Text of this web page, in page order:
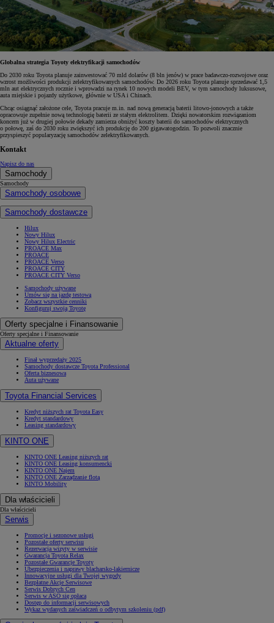
Globalna strategia Toyoty elektryfikacji samochodów
Do 2030 roku Toyota planuje zainwestować 70 mld dolarów (8 bln jenów) w prace badawczo-rozwojowe oraz
wzrost możliwości produkcji zelektryfikowanych samochodów. Do 2026 roku Toyota planuje sprzedawać 1,5
mln aut elektrycznych rocznie i wprowadzi na rynek 10 nowych modeli BEV, w tym samochody luksusowe,
auta miejskie i pojazdy użytkowe, głównie w USA i Chinach.
Chcąc osiągnąć założone cele, Toyota pracuje m.in. nad nową generacją baterii litowo-jonowych a także
opracowuje zupełnie nową technologię baterii ze stałym elektrolitem. Dzięki nowatorskim rozwiązaniom
koncern już w drugiej połowie dekady zamierza obniżyć koszty baterii do samochodów elektrycznych
o połowę, zaś do 2030 roku zwiększyć ich produkcję do 200 gigawatogodzin. To pozwoli znacznie
przyspieszyć popularyzację samochodów zelektryfikowanych.
Kontakt
Napisz do nas
Samochody
Samochody
Samochody osobowe
Samochody dostawcze
Hilux
Nowy Hilux
Nowy Hilux Electric
PROACE Max
PROACE
PROACE Verso
PROACE CITY
PROACE CITY Verso
Samochody używane
Umów się na jazdę testową
Zobacz wszystkie cenniki
Konfiguruj swoją Toyotę
Oferty specjalne i Finansowanie
Oferty specjalne i Finansowanie
Aktualne oferty
Finał wyprzedaży 2025
Samochody dostawcze Toyota Professional
Oferta biznesowa
Auta używane
Toyota Financial Services
Kredyt niższych rat Toyota Easy
Kredyt standardowy
Leasing standardowy
KINTO ONE
KINTO ONE Leasing niższych rat
KINTO ONE Leasing konsumencki
KINTO ONE Najem
KINTO ONE Zarządzanie flotą
KINTO Mobility
Dla właścicieli
Dla właścicieli
Serwis
Promocje i sezonowe usługi
Pozostałe oferty serwisu
Rezerwacja wizyty w serwisie
Gwarancja Toyota Relax
Pozostałe Gwarancje Toyoty
Ubezpieczenia i naprawy blacharsko-lakiernicze
Innowacyjne usługi dla Twojej wygody
Bezpłatne Akcje Serwisowe
Serwis Dobrych Cen
Serwis w ASO się opłaca
Dostęp do informacji serwisowych
Wykaz wydanych zaświadczeń o odbytym szkoleniu (pdf)